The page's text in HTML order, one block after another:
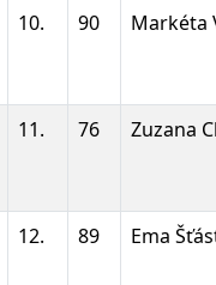
10. 90 Markéta
11. 76 Zuzana
12. 89 Ema